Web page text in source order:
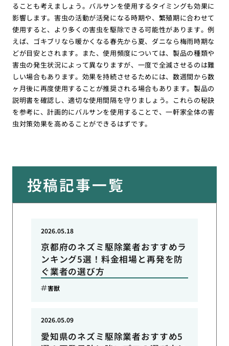
ることも考えましょう。バルサンを使用するタイミングも効果に
影響します。害虫の活動が活発になる時期や、繁殖期に合わせて
使用すると、より多くの害虫を駆除できる可能性があります。例
えば、ゴキブリなら暖かくなる春先から夏、ダニなら梅雨時期な
どが目安とされます。また、使用頻度については、製品の種類や
害虫の発生状況によって異なりますが、一度で全滅させるのは難
しい場合もあります。効果を持続させるためには、数週間から数
ヶ月後に再度使用することが推奨される場合もあります。製品の
説明書を確認し、適切な使用間隔を守りましょう。これらの秘訣
を参考に、計画的にバルサンを使用することで、一軒家全体の害
虫対策効果を高めることができるはずです。
投稿記事一覧
京都府のネズミ駆除業者おすすめラ
ンキング5選！料金相場と再発を防
ぐ業者の選び方
2026.05.18
害獣
愛知県のネズミ駆除業者おすすめ5
2026.05.09